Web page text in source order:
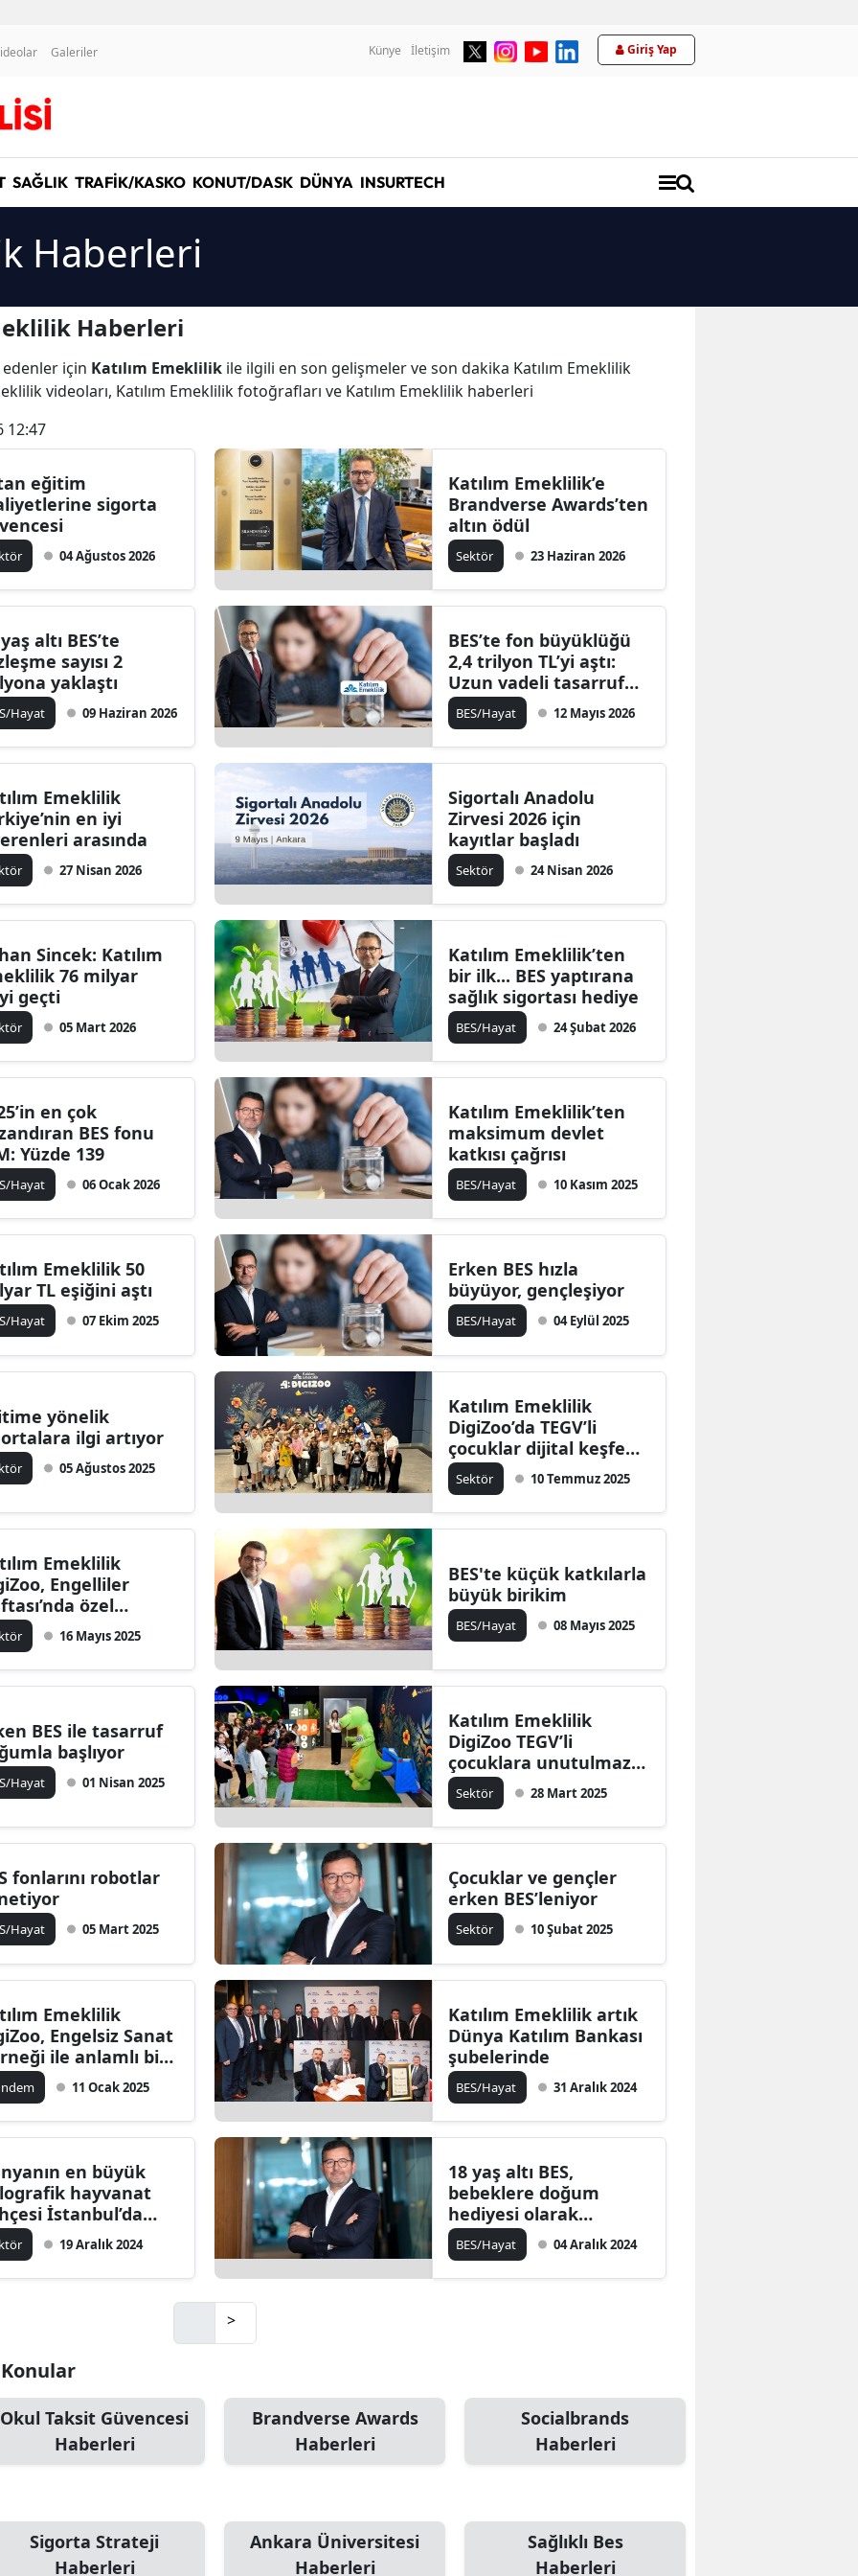
Galeriler Künye İletişim Giriş Yap
SAĞLIK TRAFİK/KASKO KONUT/DASK DÜNYA INSURTECH
Haberleri
Haberleri
için Katılım Emeklilik ile ilgili en son gelişmeler ve son dakika Katılım Emeklilik
videoları, Katılım Emeklilik fotoğrafları ve Katılım Emeklilik haberleri
12:47
eğitim
sigorta
04 Ağustos 2026
Katılım Emeklilik’e
Brandverse Awards’ten
altın ödül
Sektör 23 Haziran 2026
altı BES’te
sayısı 2
yaklaştı
Hayat 09 Haziran 2026
BES’te fon büyüklüğü
2,4 trilyon TL’yi aştı:
Uzun vadeli tasarruf
vurgusu
BES/Hayat 12 Mayıs 2026
Emeklilik
en iyi
arasında
27 Nisan 2026
Sigortalı Anadolu
Zirvesi 2026 için
kayıtlar başladı
Sektör 24 Nisan 2026
Sincek: Katılım
76 milyar
geçti
05 Mart 2026
Katılım Emeklilik’ten
bir ilk... BES yaptırana
sağlık sigortası hediye
BES/Hayat 24 Şubat 2026
en çok
BES fonu
Yüzde 139
Hayat 06 Ocak 2026
Katılım Emeklilik’ten
maksimum devlet
katkısı çağrısı
BES/Hayat 10 Kasım 2025
Emeklilik 50
TL eşiğini aştı
Hayat 07 Ekim 2025
Erken BES hızla
büyüyor, gençleşiyor
BES/Hayat 04 Eylül 2025
yönelik
ilgi artıyor
05 Ağustos 2025
Katılım Emeklilik
DigiZoo’da TEGV’li
çocuklar dijital keşfe
çıktı
Sektör 10 Temmuz 2025
Emeklilik
Engelliler
özel
ağırladı
16 Mayıs 2025
BES'te küçük katkılarla
büyük birikim
BES/Hayat 08 Mayıs 2025
BES ile tasarruf
başlıyor
Hayat 01 Nisan 2025
Katılım Emeklilik
DigiZoo TEGV’li
çocuklara unutulmaz
bir gün yaşattı
Sektör 28 Mart 2025
fonlarını robotlar
Hayat 05 Mart 2025
Çocuklar ve gençler
erken BES’leniyor
Sektör 10 Şubat 2025
Emeklilik
Sanat
ile anlamlı bir
ev sahipliği
11 Ocak 2025
Katılım Emeklilik artık
Dünya Katılım Bankası
şubelerinde
BES/Hayat 31 Aralık 2024
en büyük
hayvanat
İstanbul’da
19 Aralık 2024
18 yaş altı BES,
bebeklere doğum
hediyesi olarak
verilmeye başlandı
BES/Hayat 04 Aralık 2024
>
Okul Taksit Güvencesi
Haberleri
Brandverse Awards
Haberleri
Socialbrands
Haberleri
Sigorta Strateji
Haberleri
Ankara Üniversitesi
Haberleri
Sağlıklı Bes
Haberleri